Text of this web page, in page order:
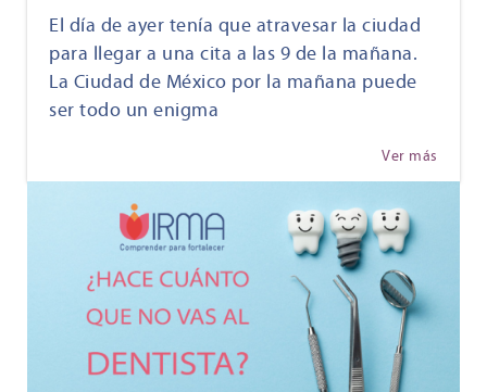
El día de ayer tenía que atravesar la ciudad
para llegar a una cita a las 9 de la mañana.
La Ciudad de México por la mañana puede
ser todo un enigma
Ver más